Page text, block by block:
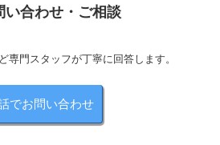
い合わせ・ご相談
専門スタッフが丁寧に回答します。
でお問い合わせ